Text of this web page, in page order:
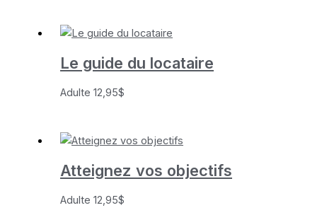
Le guide du locataire
Adulte12,95$
Atteignez vos objectifs
Adulte12,95$